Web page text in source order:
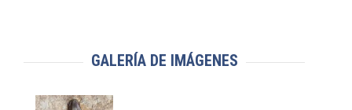
GALERÍA DE IMÁGENES